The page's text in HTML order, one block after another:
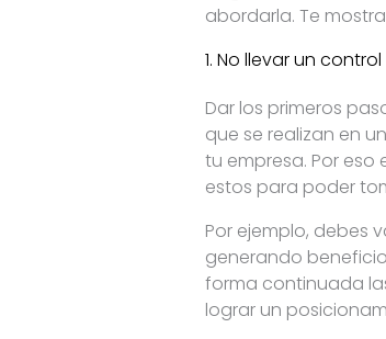
abordarla. Te
1. No llevar un
Dar los primeros
que se realizan en
tu empresa. Por eso
estos para poder
Por ejemplo, debes
generando
forma continuada
lograr un